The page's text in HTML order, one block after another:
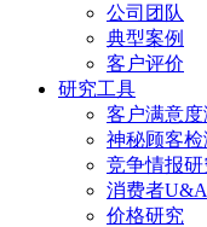
公司团队
典型案例
客户评价
研究工具
客户满意
神秘顾客检
竞争情报研
消费者
价格研究